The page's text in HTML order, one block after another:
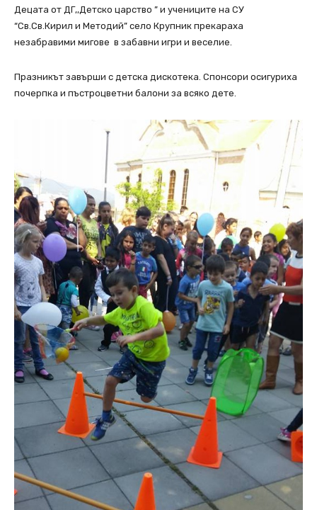
Децата от ДГ,,Детско царство ” и учениците на СУ
“Св.Св.Кирил и Методий” село Крупник прекараха
незабравими мигове в забавни игри и веселие.
Празникът завърши с детска дискотека. Спонсори осигуриха
почерпка и пъстроцветни балони за всяко дете.